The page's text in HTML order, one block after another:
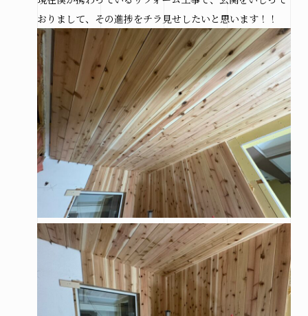
おりまして、その進捗をチラ見せしたいと思います！！